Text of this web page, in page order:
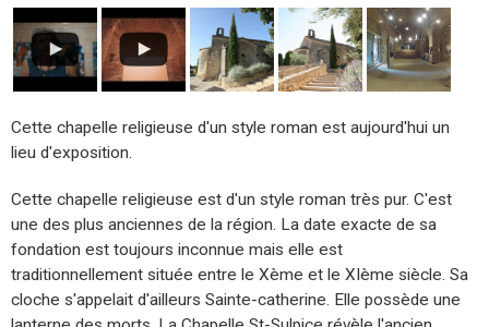
Cette chapelle religieuse d'un style roman est aujourd'hui un
lieu d'exposition.
Cette chapelle religieuse est d'un style roman très pur. C'est
une des plus anciennes de la région. La date exacte de sa
fondation est toujours inconnue mais elle est
traditionnellement située entre le Xème et le XIème siècle. Sa
cloche s'appelait d'ailleurs Sainte-catherine. Elle possède une